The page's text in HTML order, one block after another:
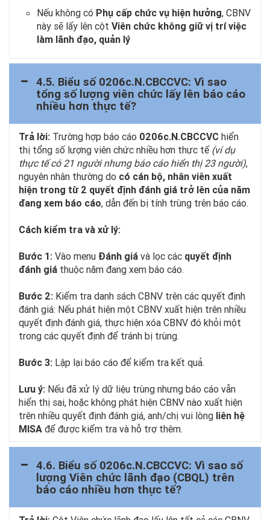
Nếu không có Phụ cấp chức vụ hiện hưởng, CBNV
này sẽ lấy lên cột Viên chức không giữ vị trí việc
làm lãnh đạo, quản lý
4.5. Biểu số 0206c.N.CBCCVC: Vì sao
tổng số lượng viên chức lấy lên báo cáo
nhiều hơn thực tế?
Trả lời: Trường hợp báo cáo 0206c.N.CBCCVC hiển
thị tổng số lượng viên chức nhiều hơn thực tế (ví dụ
thực tế có 21 người nhưng báo cáo hiển thị 23 người),
nguyên nhân thường do có cán bộ, nhân viên xuất
hiện trong từ 2 quyết định đánh giá trở lên của năm
đang xem báo cáo, dẫn đến bị tính trùng trên báo cáo.
Cách kiểm tra và xử lý:
Bước 1: Vào menu Đánh giá và lọc các quyết định
đánh giá thuộc năm đang xem báo cáo.
Bước 2: Kiểm tra danh sách CBNV trên các quyết định
đánh giá: Nếu phát hiện một CBNV xuất hiện trên nhiều
quyết định đánh giá, thực hiện xóa CBNV đó khỏi một
trong các quyết định để tránh bị trùng.
Bước 3: Lập lại báo cáo để kiểm tra kết quả.
Lưu ý: Nếu đã xử lý dữ liệu trùng nhưng báo cáo vẫn
hiển thị sai, hoặc không phát hiện CBNV nào xuất hiện
trên nhiều quyết định đánh giá, anh/chị vui lòng liên hệ
MISA để được kiểm tra và hỗ trợ thêm.
4.6. Biểu số 0206c.N.CBCCVC: Vì sao số
lượng Viên chức lãnh đạo (CBQL) trên
báo cáo nhiều hơn thực tế?